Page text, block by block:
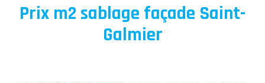
Prix m2 sablage façade Saint-
Galmier